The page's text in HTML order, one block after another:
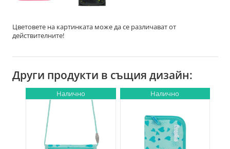
Цветовете на картинката може да се различават от
действителните!
Други продукти в същия дизайн:
Налично Налично